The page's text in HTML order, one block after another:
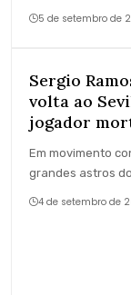
5 de setembro de
Sergio
volta ao
jogador
Em movimento
grandes astros
4 de setembro de